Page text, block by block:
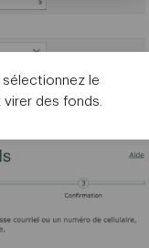
, sélectionnez le
des fonds.